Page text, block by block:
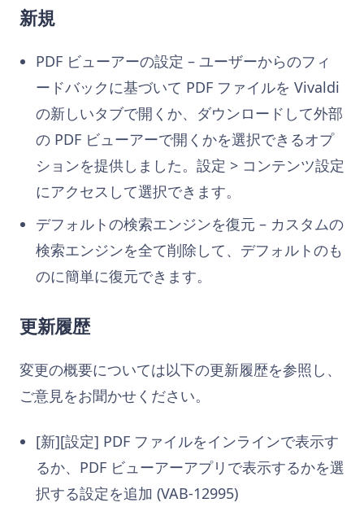
新規
PDF ビューアーの設定 – ユーザーからのフィ
ードバックに基づいて PDF ファイルを Vivaldi
の新しいタブで開くか、ダウンロードして外部
の PDF ビューアーで開くかを選択できるオプ
ションを提供しました。設定 > コンテンツ設定
にアクセスして選択できます。
デフォルトの検索エンジンを復元 – カスタムの
検索エンジンを全て削除して、デフォルトのも
のに簡単に復元できます。
更新履歴
変更の概要については以下の更新履歴を参照し、
ご意見をお聞かせください。
[新][設定] PDF ファイルをインラインで表示す
るか、PDF ビューアーアプリで表示するかを選
択する設定を追加 (VAB-12995)